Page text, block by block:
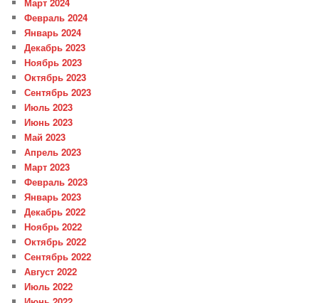
Февраль 2024
Январь 2024
Декабрь 2023
Ноябрь 2023
Октябрь 2023
Сентябрь 2023
Июль 2023
Июнь 2023
Май 2023
Апрель 2023
Март 2023
Февраль 2023
Январь 2023
Декабрь 2022
Ноябрь 2022
Октябрь 2022
Сентябрь 2022
Август 2022
Июль 2022